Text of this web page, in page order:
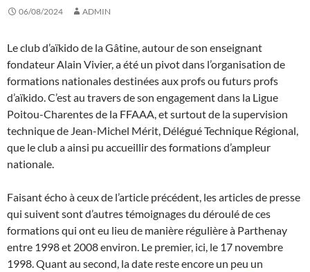
06/08/2024 ADMIN
Le club d’aïkido de la Gâtine, autour de son enseignant
fondateur Alain Vivier, a été un pivot dans l’organisation de
formations nationales destinées aux profs ou futurs profs
d’aïkido. C’est au travers de son engagement dans la Ligue
Poitou-Charentes de la FFAAA, et surtout de la supervision
technique de Jean-Michel Mérit, Délégué Technique Régional,
que le club a ainsi pu accueillir des formations d’ampleur
nationale.
Faisant écho à ceux de l’article précédent, les articles de presse
qui suivent sont d’autres témoignages du déroulé de ces
formations qui ont eu lieu de manière régulière à Parthenay
entre 1998 et 2008 environ. Le premier, ici, le 17 novembre
1998. Quant au second, la date reste encore un peu un